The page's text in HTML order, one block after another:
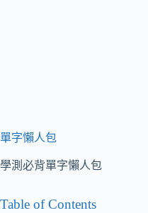
單字懶人包
學測必背單字懶人包
Table of Contents